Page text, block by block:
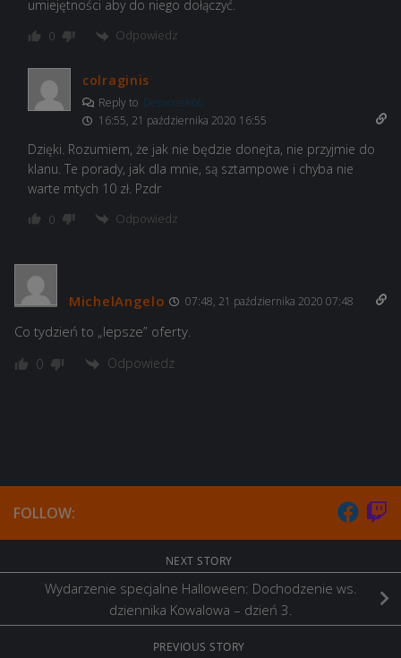
umiejętności aby do niego dołączyć.
0 Odpowiedz
colraginis
Reply to Demonek66
16:55, 21 października 2020 16:55
Dzięki. Rozumiem, że jak nie będzie donejta, nie przyjmie do
klanu. Te porady, jak dla mnie, są sztampowe i chyba nie
warte mtych 10 zł. Pzdr
0 Odpowiedz
MichelAngelo 07:48, 21 października 2020 07:48
Co tydzień to „lepsze” oferty.
0 Odpowiedz
FOLLOW:
NEXT STORY
Wydarzenie specjalne Halloween: Dochodzenie ws.
dziennika Kowalowa – dzień 3.
PREVIOUS STORY